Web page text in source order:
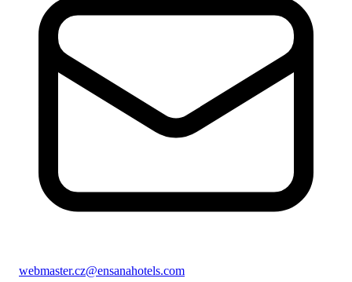
webmaster.cz@ensanahotels.com